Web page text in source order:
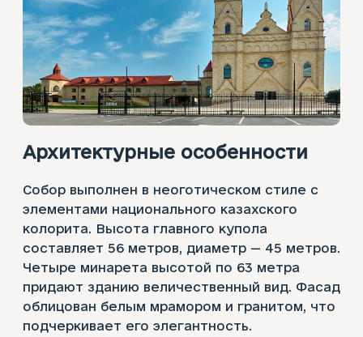
Архитектурные особенности
Собор выполнен в неоготическом стиле с
элементами национального казахского
колорита. Высота главного купола
составляет 56 метров, диаметр — 45 метров.
Четыре минарета высотой по 63 метра
придают зданию величественный вид. Фасад
облицован белым мрамором и гранитом, что
подчеркивает его элегантность.